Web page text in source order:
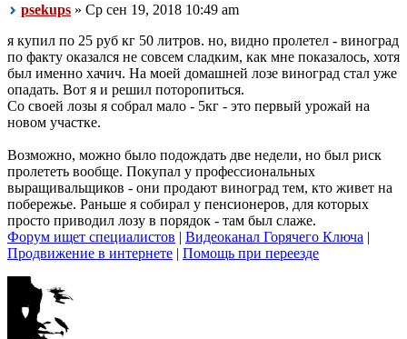
psekups » Ср сен 19, 2018 10:49 am
я купил по 25 руб кг 50 литров. но, видно пролетел - виноград
по факту оказался не совсем сладким, как мне показалось, хотя
был именно хачич. На моей домашней лозе виноград стал уже
опадать. Вот я и решил поторопиться.
Со своей лозы я собрал мало - 5кг - это первый урожай на
новом участке.
Возможно, можно было подождать две недели, но был риск
пролететь вообще. Покупал у профессиональных
выращивальщиков - они продают виноград тем, кто живет на
побережье. Раньше я собирал у пенсионеров, для которых
просто приводил лозу в порядок - там был слаже.
Форум ищет специалистов | Видеоканал Горячего Ключа |
Продвижение в интернете | Помощь при переезде